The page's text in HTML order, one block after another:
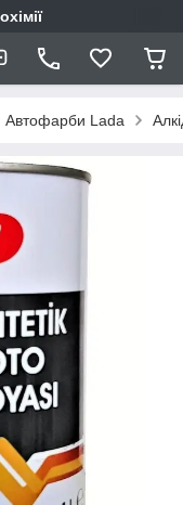
Автофарби Lada